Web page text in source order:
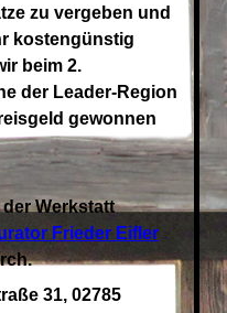
zu vergeben und
kostengünstig
beim 2.
der Leader-Region
gewonnen
Werkstatt
Frieder Eifler
31, 02785